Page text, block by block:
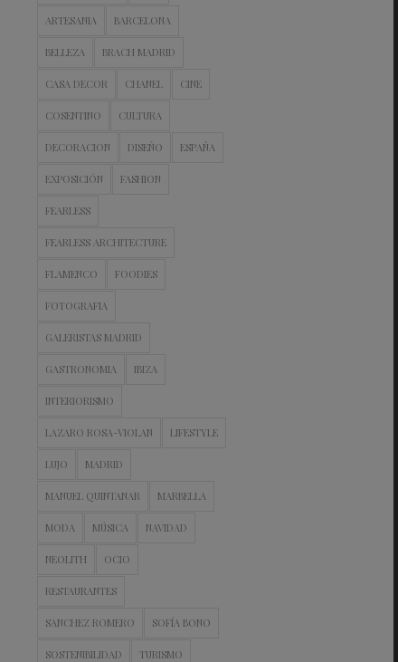
ARTESANIA BARCELONA
BELLEZA BRACH MADRID
CASA DECOR CHANEL CINE
COSENTINO CULTURA
DECORACION DISEÑO ESPAÑA
EXPOSICIÓN FASHION
FEARLESS
FEARLESS ARCHITECTURE
FLAMENCO FOODIES
FOTOGRAFIA
GALERISTAS MADRID
GASTRONOMIA IBIZA
INTERIORISMO
LAZARO ROSA-VIOLAN LIFESTYLE
LUJO MADRID
MANUEL QUINTANAR MARBELLA
MODA MÚSICA NAVIDAD
NEOLITH OCIO
RESTAURANTES
SANCHEZ ROMERO SOFÍA BONO
SOSTENIBILIDAD TURISMO